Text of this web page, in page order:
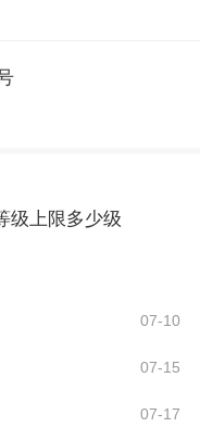
级上限多少级
07-10
07-15
07-17